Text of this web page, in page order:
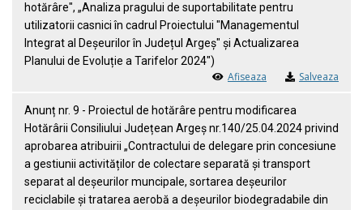
hotărâre", „Analiza pragului de suportabilitate pentru
utilizatorii casnici în cadrul Proiectului "Managementul
Integrat al Deșeurilor în Județul Argeș" și Actualizarea
Planului de Evoluție a Tarifelor 2024")
Afiseaza Salveaza
Anunț nr. 9 - Proiectul de hotărâre pentru modificarea
Hotărârii Consiliului Județean Argeș nr.140/25.04.2024 privind
aprobarea atribuirii „Contractului de delegare prin concesiune
a gestiunii activităților de colectare separată și transport
separat al deșeurilor muncipale, sortarea deșeurilor
reciclabile și tratarea aerobă a deșeurilor biodegradabile din